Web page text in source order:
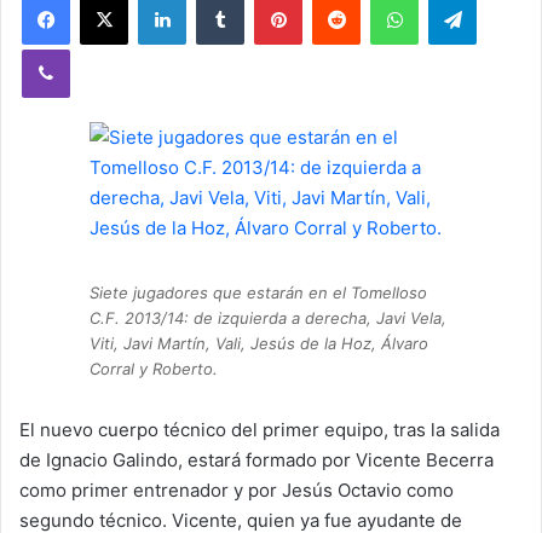
Siete jugadores que estarán en el Tomelloso
C.F. 2013/14: de izquierda a derecha, Javi Vela,
Viti, Javi Martín, Vali, Jesús de la Hoz, Álvaro
Corral y Roberto.
El nuevo cuerpo técnico del primer equipo, tras la salida
de Ignacio Galindo, estará formado por Vicente Becerra
como primer entrenador y por Jesús Octavio como
segundo técnico. Vicente, quien ya fue ayudante de